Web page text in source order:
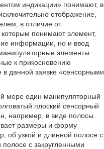
индикации» понимают, в
отображение,
в отличие от
понимают элемент,
информации, но и ввод
элементы
к прикосновению
данной заявке «сенсорными
мере один манипуляторный
плоский сенсорный
например, в виде полосы.
размеры и форму
об узкой и длинной полосе с
с закругленными